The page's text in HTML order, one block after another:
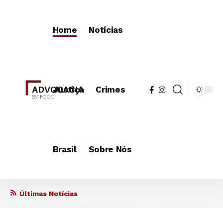
Home Notícias
Justiça Crimes
Brasil Sobre Nós
Últimas Notícias